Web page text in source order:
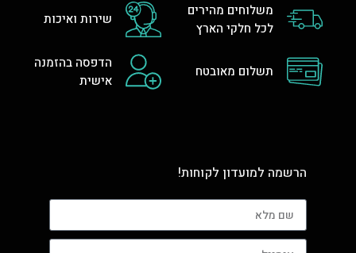
משלוחים מהירים
לכל חלקי הארץ
שירות ואיכות
תשלום מאובטח
הדפסה בהזמנה
אישית
הרשמה למועדון לקוחות!